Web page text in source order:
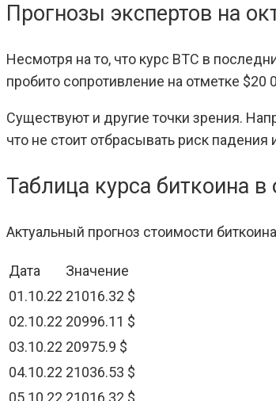
Прогнозы экспертов на
Несмотря на то, что курс BTC в
пробито сопротивление на отметке $20
Существуют и другие точки зрения.
что не стоит отбрасывать риск
Таблица курса биткоина
Актуальный прогноз стоимости
Дата
Значение
01.10.22 21016.32 $
02.10.22 20996.11 $
03.10.22 20975.9 $
04.10.22 21036.53 $
05.10.22 21016.32 $